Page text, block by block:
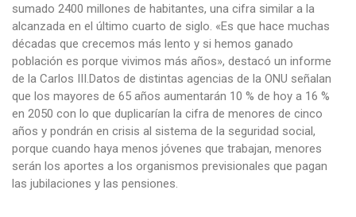
sumado 2400 millones de habitantes, una cifra similar a la
alcanzada en el último cuarto de siglo. «Es que hace muchas
décadas que crecemos más lento y si hemos ganado
población es porque vivimos más años», destacó un informe
de la Carlos III.Datos de distintas agencias de la ONU señalan
que los mayores de 65 años aumentarán 10 % de hoy a 16 %
en 2050 con lo que duplicarían la cifra de menores de cinco
años y pondrán en crisis al sistema de la seguridad social,
porque cuando haya menos jóvenes que trabajan, menores
serán los aportes a los organismos previsionales que pagan
las jubilaciones y las pensiones.